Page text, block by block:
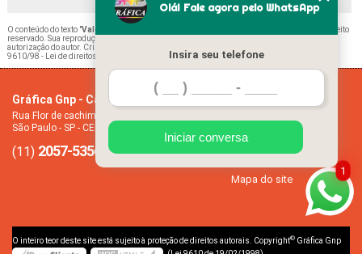
O conteúdo do texto "Valor de Impressão de Diário Escolar Parque São Jorge
" é de direito
reservado. Sua reprodução, parcial ou total, mesmo citando nossos links, é proibida sem a
autorização do autor. Crime de violação de direito autoral – artigo 184 do Código Penal –
9610/98 - Lei de direitos autorais
Gráfica Gnp - Cartão de visita
Rua Flor de cachimbo, 274 - Jardim Santana
São Paulo - SP - CEP: 08050-040
(11) 2057-5356 (11)94612-2445
Missão
Mapa do site
O inteiro teor deste site está sujeito à proteção de direitos autorais. Copyright© Gráfica Gnp
1
Olá! Fale agora pelo WhatsApp
Insira seu telefone
Iniciar conversa